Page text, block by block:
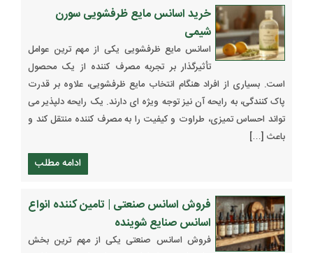
خرید اسانس مایع ظرفشویی سورن
شیمی
اسانس مایع ظرفشویی یکی از مهم ترین عوامل
تأثیرگذار بر تجربه مصرف کننده از یک محصول
است. بسیاری از افراد هنگام انتخاب مایع ظرفشویی، علاوه بر قدرت
پاک کنندگی، به رایحه آن نیز توجه ویژه ای دارند. یک رایحه دلپذیر می
تواند احساس تمیزی، طراوت و کیفیت را به مصرف کننده منتقل کند و
باعث […]
ادامه مطلب
فروش اسانس صنعتی | تامین کننده انواع
اسانس صنایع شوینده
فروش اسانس صنعتی یکی از مهم ترین بخش